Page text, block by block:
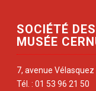
SOCIÉTÉ
MUSÉE
7, avenue
Tél. : 01 53 96 21 50